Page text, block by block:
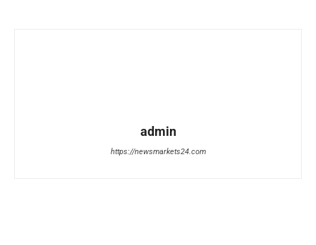
admin
https://newsmarkets24.com